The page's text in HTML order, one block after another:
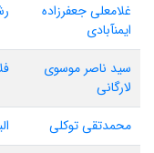
غلامعلی جعفرزاده
ایمنآبادی
سید ناصر موسوی
لارگانی
محمدتقی توکلی